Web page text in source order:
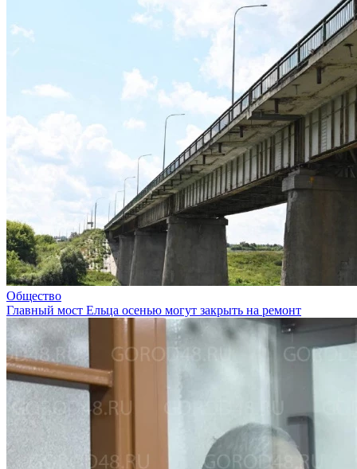
Общество
Главный мост Ельца осенью могут закрыть на ремонт